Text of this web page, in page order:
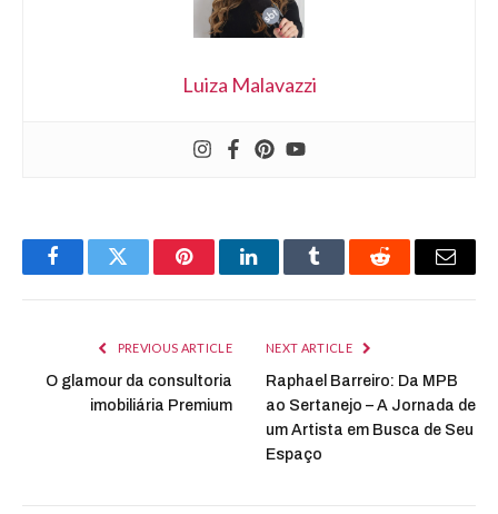
Luiza Malavazzi
FacebookTwitter PinterestLinkedInTumblr Reddit Email
PREVIOUS ARTICLE
O glamour da consultoria
imobiliária Premium
NEXT ARTICLE
Raphael Barreiro: Da MPB
ao Sertanejo – A Jornada de
um Artista em Busca de Seu
Espaço